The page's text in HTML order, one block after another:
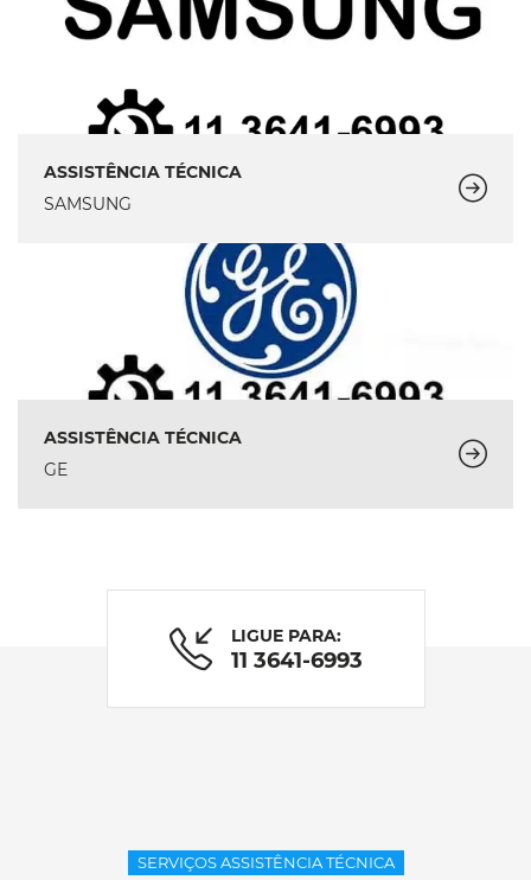
ASSISTÊNCIA TÉCNICA
SAMSUNG
ASSISTÊNCIA TÉCNICA
GE
LIGUE PARA:
11 3641-6993
SERVIÇOS ASSISTÊNCIA TÉCNICA